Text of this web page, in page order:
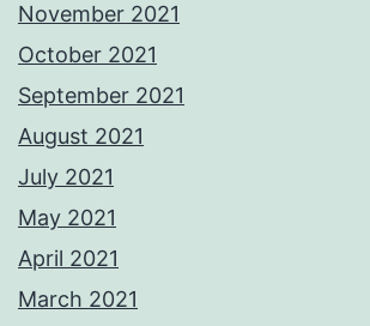
November 2021
October 2021
September 2021
August 2021
July 2021
May 2021
April 2021
March 2021